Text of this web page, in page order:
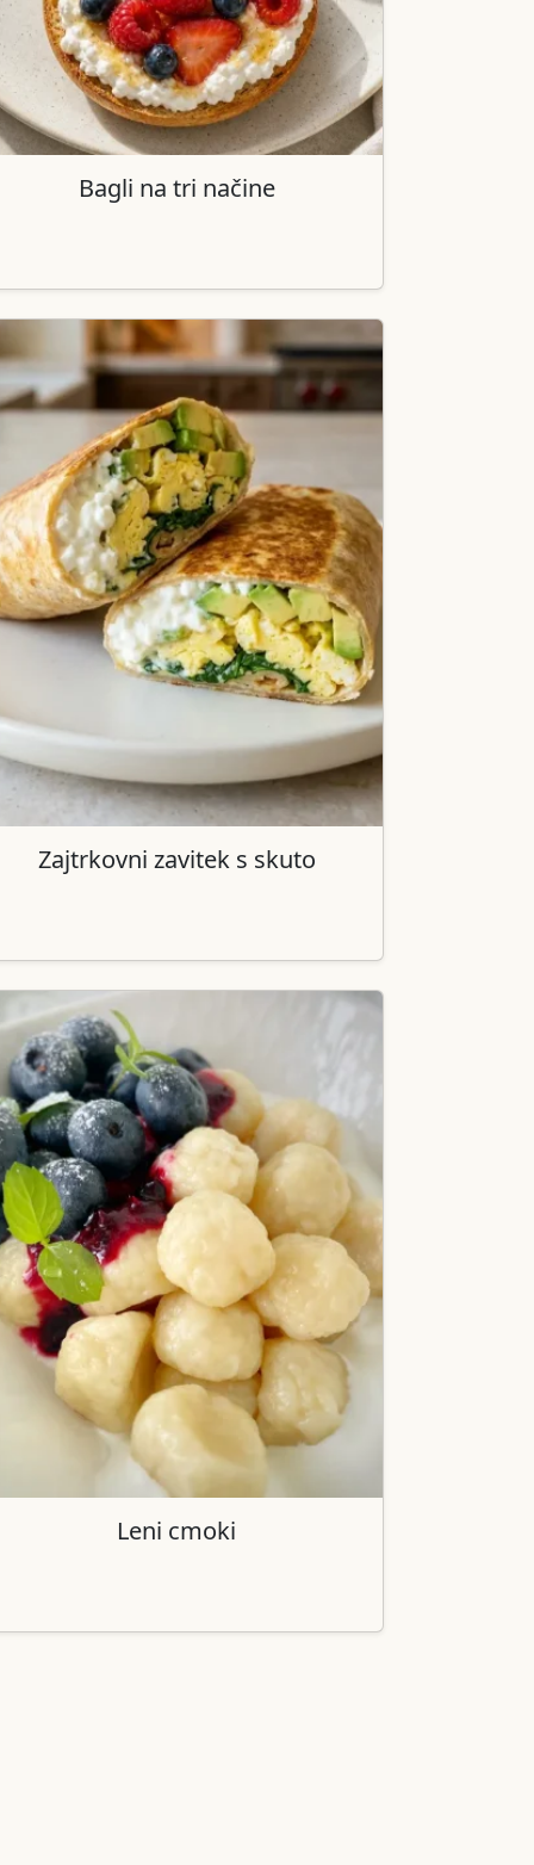
Bagli na tri načine
Zajtrkovni zavitek s skuto
Leni cmoki